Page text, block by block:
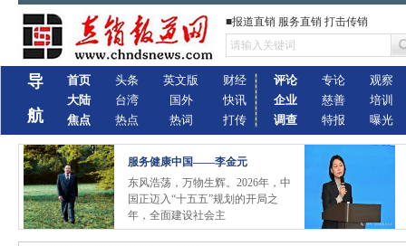
■报道直销 服务直销 打击传销
导
航
首页
大陆
焦点
头条
台湾
热点
英文版
国外
热词
财经
快讯
打传
评论
企业
调查
专论
慈善
特报
观察
培训
曝光
服务健康中国——李金元
东风浩荡，万物生辉。2026年，中
国正迈入“十五五”规划的开局之
年，全面建设社会主